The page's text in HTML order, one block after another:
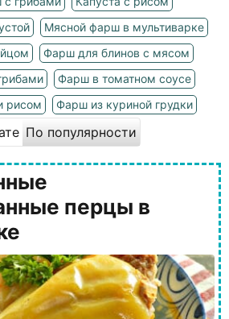
Мясной фарш в мультиварке
Фарш для блинов с мясом
Фарш в томатном соусе
рисом
Фарш из куриной грудки
По популярности
перцы в